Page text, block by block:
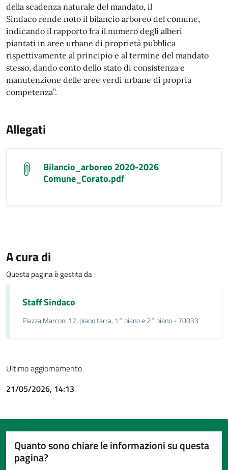
della scadenza naturale del mandato, il
Sindaco rende noto il bilancio arboreo del comune,
indicando il rapporto fra il numero degli alberi
piantati in aree urbane di proprietà pubblica
rispettivamente al principio e al termine del mandato
stesso, dando conto dello stato di consistenza e
manutenzione delle aree verdi urbane di propria
competenza”.
Allegati
Bilancio_arboreo 2020-2026
Comune_Corato.pdf
A cura di
Questa pagina è gestita da
Staff Sindaco
Piazza Marconi 12, piano terra, 1° piano e 2° piano - 70033
Ultimo aggiornamento
21/05/2026, 14:13
Quanto sono chiare le informazioni su questa
pagina?